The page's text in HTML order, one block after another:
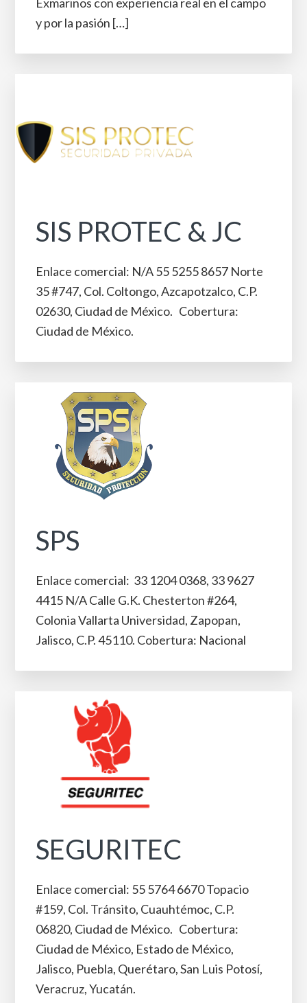
y por la pasión […]
SIS PROTEC & JC
Enlace comercial: N/A 55 5255 8657 Norte
35 #747, Col. Coltongo, Azcapotzalco, C.P.
02630, Ciudad de México. Cobertura:
Ciudad de México.
SPS
Enlace comercial: 33 1204 0368, 33 9627
4415 N/A Calle G.K. Chesterton #264,
Colonia Vallarta Universidad, Zapopan,
Jalisco, C.P. 45110. Cobertura: Nacional
SEGURITEC
Enlace comercial: 55 5764 6670 Topacio
#159, Col. Tránsito, Cuauhtémoc, C.P.
06820, Ciudad de México. Cobertura:
Ciudad de México, Estado de México,
Jalisco, Puebla, Querétaro, San Luis Potosí,
Veracruz, Yucatán.